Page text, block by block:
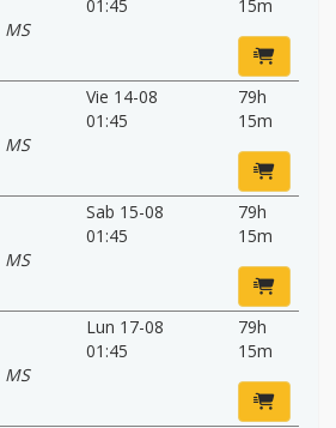
MS
01:45
15m
MS
Vie 14-08
01:45
79h
15m
MS
Sab 15-08
01:45
79h
15m
MS
Lun 17-08
01:45
79h
15m